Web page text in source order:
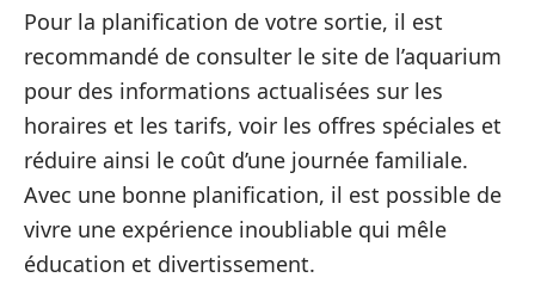
Pour la planification de votre sortie, il est
recommandé de consulter le site de l’aquarium
pour des informations actualisées sur les
horaires et les tarifs, voir les offres spéciales et
réduire ainsi le coût d’une journée familiale.
Avec une bonne planification, il est possible de
vivre une expérience inoubliable qui mêle
éducation et divertissement.